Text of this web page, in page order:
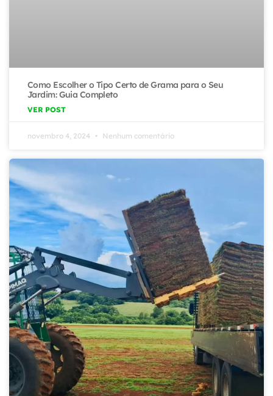
Como Escolher o Tipo Certo de Grama para o Seu
Jardim: Guia Completo
VER POST
novembro 4, 2024 Nenhum comentário